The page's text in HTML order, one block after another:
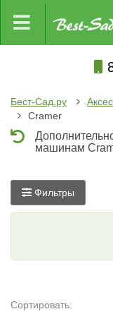
Бест-Сад.ру
Cramer
машинам
Фильтры
Сортировать: